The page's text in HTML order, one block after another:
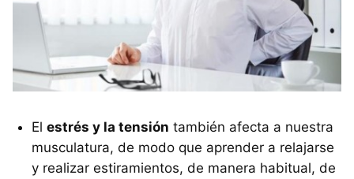
El estrés y la tensión también afecta a nuestra
musculatura, de modo que aprender a relajarse
y realizar estiramientos, de manera habitual, de